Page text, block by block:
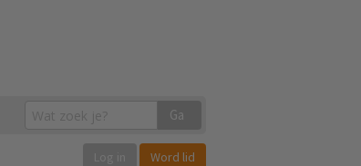
Ga
Word lid